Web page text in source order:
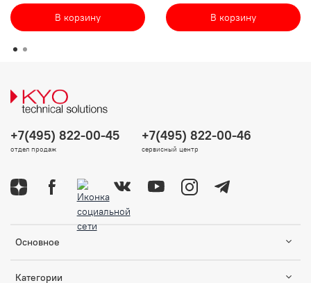
В корзину В корзину
Основное
Категории
+7(495) 822-00-45
отдел продаж
+7(495) 822-00-46
сервисный центр